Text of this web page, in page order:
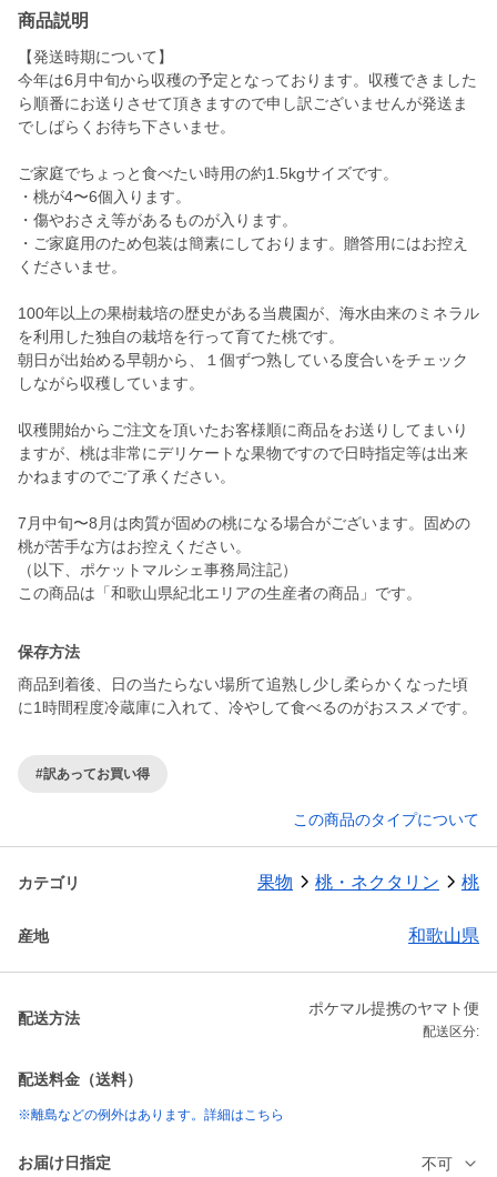
商品説明
【発送時期について】
今年は6月中旬から収穫の予定となっております。収穫できました
ら順番にお送りさせて頂きますので申し訳ございませんが発送ま
でしばらくお待ち下さいませ。
ご家庭でちょっと食べたい時用の約1.5kgサイズです。
・桃が4〜6個入ります。
・傷やおさえ等があるものが入ります。
・ご家庭用のため包装は簡素にしております。贈答用にはお控え
くださいませ。
100年以上の果樹栽培の歴史がある当農園が、海水由来のミネラル
を利用した独自の栽培を行って育てた桃です。
朝日が出始める早朝から、１個ずつ熟している度合いをチェック
しながら収穫しています。
収穫開始からご注文を頂いたお客様順に商品をお送りしてまいり
ますが、桃は非常にデリケートな果物ですので日時指定等は出来
かねますのでご了承ください。
7月中旬〜8月は肉質が固めの桃になる場合がございます。固めの
桃が苦手な方はお控えください。
（以下、ポケットマルシェ事務局注記）
この商品は「和歌山県紀北エリアの生産者の商品」です。
保存方法
商品到着後、日の当たらない場所て追熟し少し柔らかくなった頃
に1時間程度冷蔵庫に入れて、冷やして食べるのがおススメです。
#訳あってお買い得
この商品のタイプについて
カテゴリ 果物 桃・ネクタリン 桃
産地 和歌山県
配送方法
ポケマル提携のヤマト便
配送区分:
配送料金（送料）
※離島などの例外はあります。詳細はこちら
お届け日指定 不可